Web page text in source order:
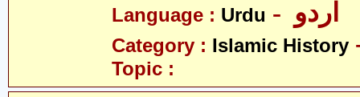
Language : Urdu
Category : Islamic History
Topic :